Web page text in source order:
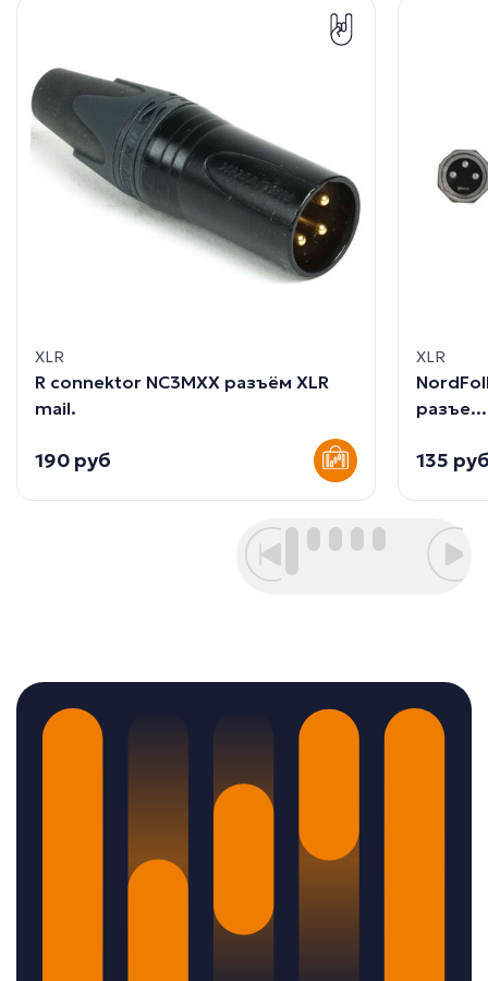
XLR
R connektor NC3MXX разъём XLR
mail.
190 руб
XLR
разъе...
135